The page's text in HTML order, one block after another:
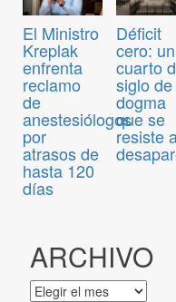
El Ministro
Kreplak
enfrenta
reclamo
de
anestesiólogos
por
atrasos de
hasta 120
días
Déficit
cero: un
cuarto
siglo
dogma
que se
resiste
ARCHIVO